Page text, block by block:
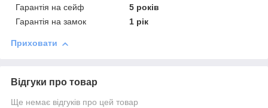
Гарантія на сейф
5 років
Гарантія на замок
1 рік
Приховати
Відгуки про товар
Ще немає відгуків про цей товар